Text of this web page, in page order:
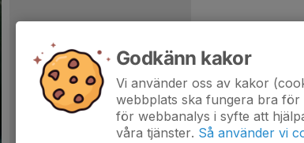
Godkänn kakor
Vi använder oss av kakor
webbplats ska fungera bra för
för webbanalys i syfte att
våra tjänster. Så använder vi